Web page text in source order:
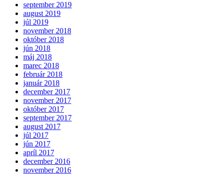
september 2019
august 2019
júl 2019
november 2018
október 2018
jún 2018
máj 2018
marec 2018
február 2018
január 2018
december 2017
november 2017
október 2017
september 2017
august 2017
júl 2017
jún 2017
apríl 2017
december 2016
november 2016